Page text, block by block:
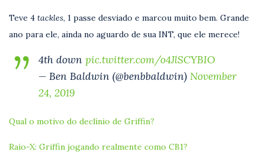
Teve 4 tackles, 1 passe desviado e marcou muito bem. Grande
ano para ele, ainda no aguardo de sua INT, que ele merece!
4th down pic.twitter.com/o4JlSCYBIO
— Ben Baldwin (@benbbaldwin) November
24, 2019
Qual o motivo do declínio de Griffin?
Raio-X: Griffin jogando realmente como CB1?